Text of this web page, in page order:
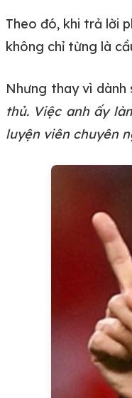
Theo đó, khi trả lời
không chỉ từng là
Nhưng thay vì
thủ. Việc anh ấy
luyện viên chuyên